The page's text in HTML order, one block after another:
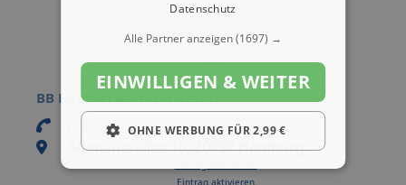
BB Hausverwaltung GmbH
Adenauerallee 10, 20097 Hamburg
Eintrag aktivieren
Datenschutz
Alle Partner anzeigen(1697) →
EINWILLIGEN & WEITER
OHNE WERBUNG FÜR 2,99 €